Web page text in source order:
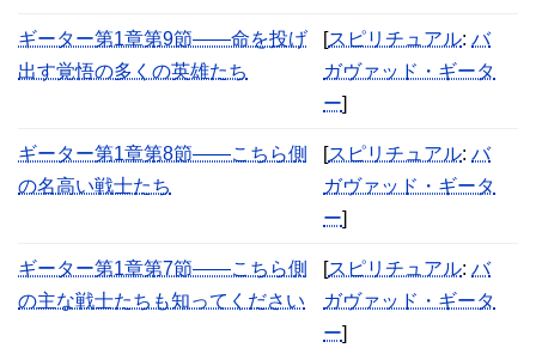
ギーター第1章第9節――命を投げ
出す覚悟の多くの英雄たち
[スピリチュアル: バ
ガヴァッド・ギータ
ー]
ギーター第1章第8節――こちら側
の名高い戦士たち
[スピリチュアル: バ
ガヴァッド・ギータ
ー]
ギーター第1章第7節――こちら側
の主な戦士たちも知ってください
[スピリチュアル: バ
ガヴァッド・ギータ
ー]